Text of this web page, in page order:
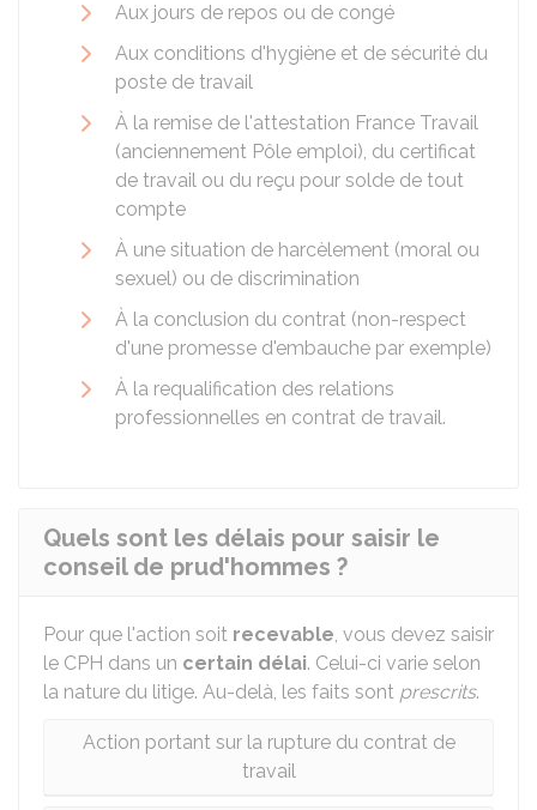
Aux jours de repos ou de congé
Aux conditions d'hygiène et de sécurité du
poste de travail
À la remise de l'attestation France Travail
(anciennement Pôle emploi), du certificat
de travail ou du reçu pour solde de tout
compte
À une situation de harcèlement (moral ou
sexuel) ou de discrimination
À la conclusion du contrat (non-respect
d'une promesse d'embauche par exemple)
À la requalification des relations
professionnelles en contrat de travail.
Quels sont les délais pour saisir le
conseil de prud'hommes ?
Pour que l'action soit recevable, vous devez saisir
le CPH dans un certain délai. Celui-ci varie selon
la nature du litige. Au-delà, les faits sont prescrits.
Action portant sur la rupture du contrat de
travail